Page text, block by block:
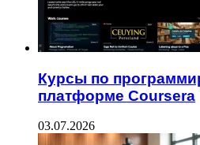
Курсы по
платформе Coursera
03.07.2026